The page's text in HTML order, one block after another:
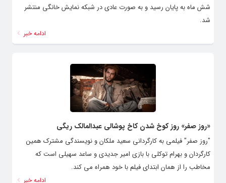
شش ماه به پایان رسید و به صورت عادی در شبکه نمایش خانگی منتشر
شد.
ادامه خبر
«روز صفر» روز کوخ شدن کاخ پوشالی عبدالمالک ریگی
"روز صفر" فیلمی به کارگردانی سعید ملکان و نویسندگی مشترک همین
کارگردان و بهرام توکلی با بازی امیر جدیدی و ساعد سهیلی است که
مخاطب را از همان ابتدای فیلم با خود همراه می کند.
ادامه خبر